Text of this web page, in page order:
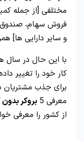
مختلفی [از جمله
و سایر دارایی ها]
با این حال در سال
کار خود را تغییر
برای جذب مشتریان
معرفی 5
بروکر بدون
از کشور را معرفی